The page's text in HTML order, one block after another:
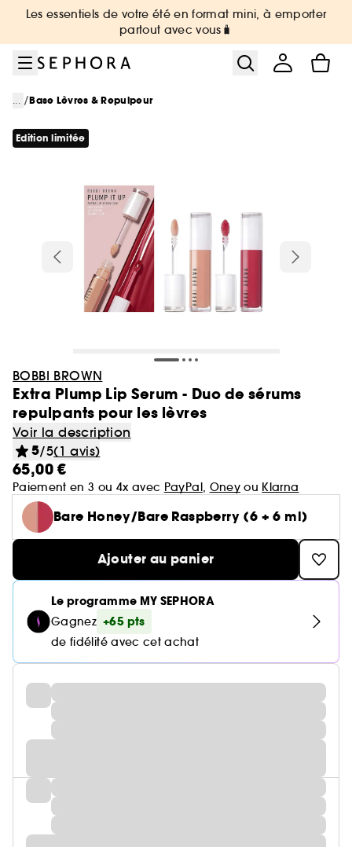
Aller au menu
Aller au contenu principal
Aller au pied de page
Les essentiels de votre été en format mini, à emporter
partout avec vous🧳
... /Base Lèvres & Repulpeur
Edition limitée
BOBBI BROWN
Extra Plump Lip Serum - Duo de sérums
repulpants pour les lèvres
Voir la description
5/5(1 avis)
65,00 €
Paiement en 3 ou 4x avec PayPal, Oneyou Klarna
Bare Honey/Bare Raspberry (6 + 6 ml)
Ajouter au panier
Le programme MY SEPHORA
Gagnez +65 pts
de fidélité avec cet achat